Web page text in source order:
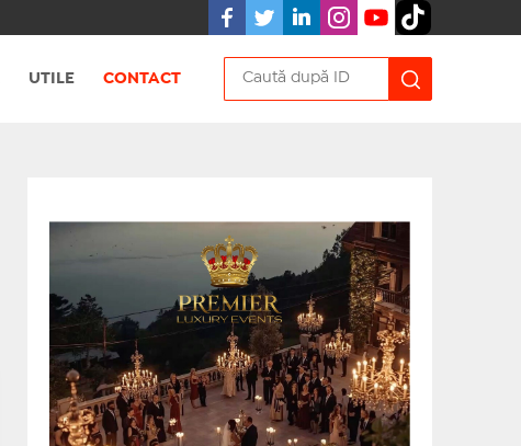
UTILE CONTACT